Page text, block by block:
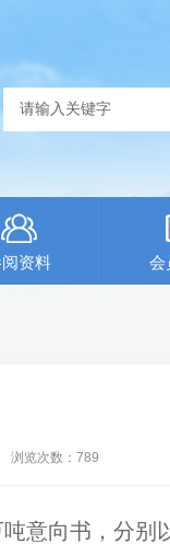
资料 会
浏览次数： 789
意向书，分别